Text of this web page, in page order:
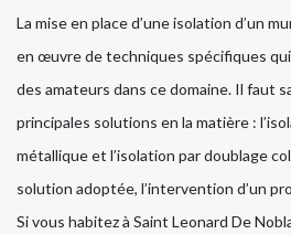
La mise en place d’une isolation d’un
en œuvre de techniques spécifiques
des amateurs dans ce domaine. Il faut
principales solutions en la matière :
métallique et l’isolation par doublage
solution adoptée, l’intervention d’un
Si vous habitez à Saint Leonard De